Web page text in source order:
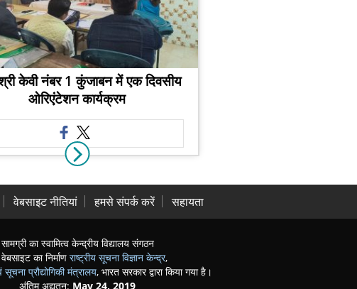
केवी नंबर 1 कुंजाबन में एक दिवसीय
ओरिएंटेशन कार्यक्रम
वेबसाइट नीतियां हमसे संपर्क करें सहायता
सामग्री का स्वामित्व केन्द्रीय विद्यालय संगठन
का निर्माण राष्ट्रीय सूचना विज्ञान केन्द्र,
प्रौद्योगिकी मंत्रालय, भारत सरकार द्वारा किया गया है।
अंतिम अद्यतन: May 24, 2019